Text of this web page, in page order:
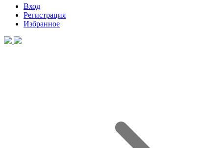
Вход
Регистрация
Избранное